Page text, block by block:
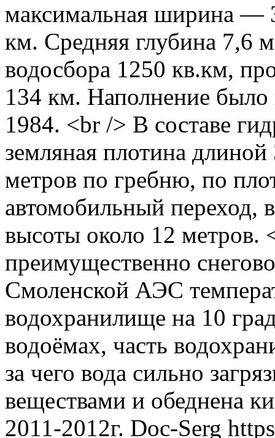
максимальная ширина —
км. Средняя глубина 7,6
водосбора 1250 кв.км,
134 км. Наполнение было
1984. <br /> В составе
земляная плотина
метров по гребню, по
автомобильный переход,
высоты около 12 метров.
преимущественно
Смоленской АЭС
водохранилище на 10
водоёмах, часть
за чего вода сильно
веществами и обеднена
2011-2012г. Doc-Serg